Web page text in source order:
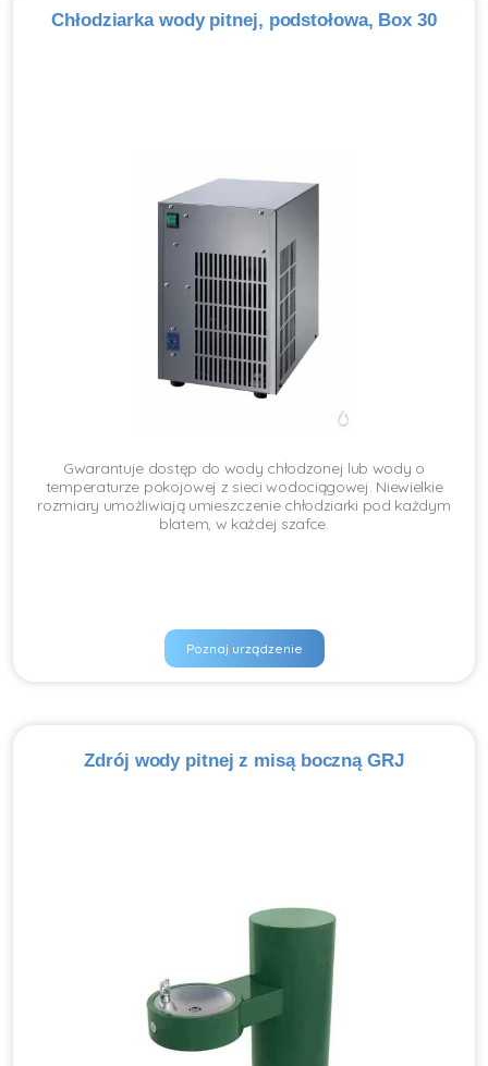
Chłodziarka wody pitnej, podstołowa, Box 30
Gwarantuje dostęp do wody chłodzonej lub wody o
temperaturze pokojowej z sieci wodociągowej. Niewielkie
rozmiary umożliwiają umieszczenie chłodziarki pod każdym
blatem, w każdej szafce.
Poznaj urządzenie
Zdrój wody pitnej z misą boczną GRJ